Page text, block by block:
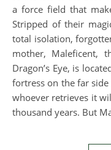
a force field that
Stripped of their
total isolation,
mother, Maleficent,
Dragon’s Eye, is
fortress on the far side
whoever retrieves it
thousand years. But